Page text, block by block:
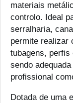
materiais
controlo. Ideal
serralharia,
permite realizar
tubagens,
sendo
profissional
Dotada de uma